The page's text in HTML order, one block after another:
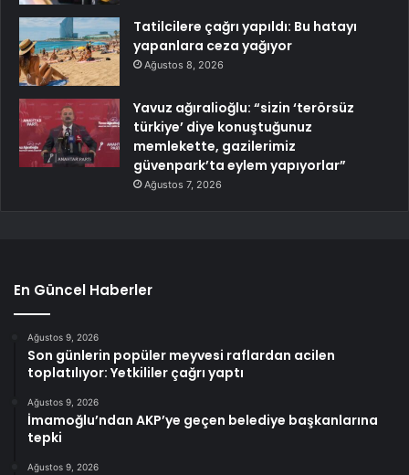
Tatilcilere çağrı yapıldı: Bu hatayı
yapanlara ceza yağıyor
Ağustos 8, 2026
Yavuz ağıralioğlu: “sizin ‘terörsüz
türkiye’ diye konuştuğunuz
memlekette, gazilerimiz
güvenpark’ta eylem yapıyorlar”
Ağustos 7, 2026
En Güncel Haberler
Ağustos 9, 2026
Son günlerin popüler meyvesi raflardan acilen
toplatılıyor: Yetkililer çağrı yaptı
Ağustos 9, 2026
İmamoğlu’ndan AKP’ye geçen belediye başkanlarına
tepki
Ağustos 9, 2026